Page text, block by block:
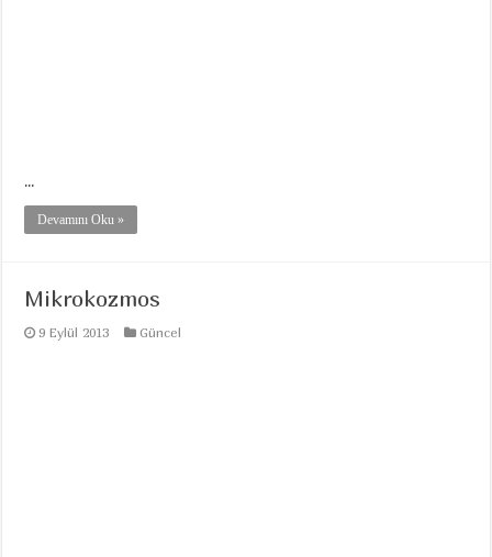
...
Devamını Oku »
Mikrokozmos
9 Eylül 2013 Güncel